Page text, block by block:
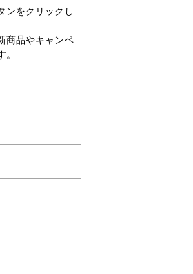
ンをクリックし
商品やキャンペ